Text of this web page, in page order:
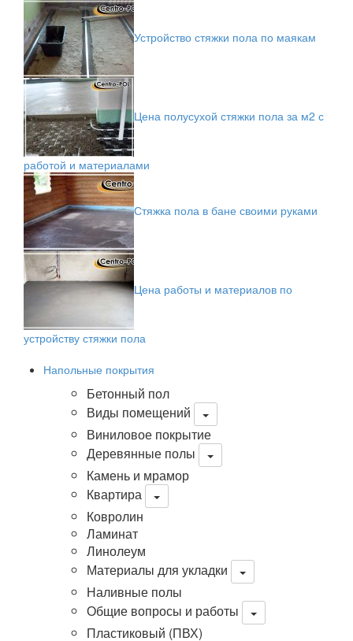
Устройство стяжки пола по маякам
Цена полусухой стяжки пола за м2 с
работой и материалами
Стяжка пола в бане своими руками
Цена работы и материалов по
устройству стяжки пола
Напольные покрытия
Бетонный пол
Виды помещений
Виниловое покрытие
Деревянные полы
Камень и мрамор
Квартира
Ковролин
Ламинат
Линолеум
Материалы для укладки
Наливные полы
Общие вопросы и работы
Пластиковый (ПВХ)